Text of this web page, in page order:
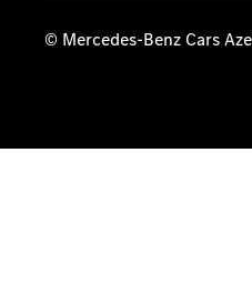
© Mercedes-Benz Cars